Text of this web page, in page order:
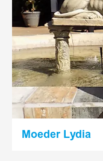
Moeder Lydia